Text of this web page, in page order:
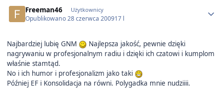
Freeman46 Użytkownicy
Opublikowano28 czerwca 200917 l
Najbardziej lubię GNM
Najlepsza jakość, pewnie dzięki
nagrywaniu w profesjonalnym radiu i dzięki ich czatowi i kumplom
właśnie stamtąd.
No i ich humor i profesjonalizm jako taki
Później EF i Konsolidacja na równi. Polygadka mnie nudziiii.